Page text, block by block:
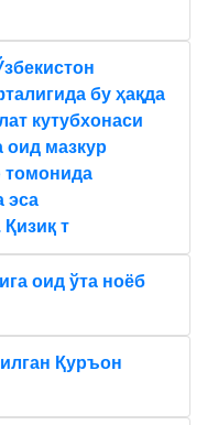
бу ҳақда
кутубхонаси
оид мазкур
томонида
эса
т
оид ўта ноёб
Қуръон